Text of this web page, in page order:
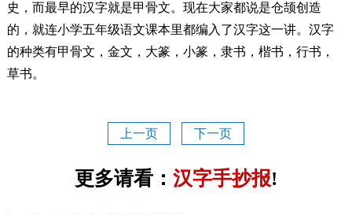
史，而最早的汉字就是甲骨文。现在大家都说是仓颉创造
的，就连小学五年级语文课本里都编入了汉字这一讲。汉字
的种类有甲骨文，金文，大篆，小篆，隶书，楷书，行书，
草书。
上一页 下一页
更多请看： 汉字手抄报!